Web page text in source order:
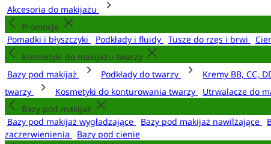
Akcesoria do makijażu
Promocje
Pomadki i błyszczyki
Podkłady i fluidy Tusze do rzęs i brwi
Kosmetyki do makijażu twarzy
Bazy pod makijaż
Podkłady do twarzy Kremy BB, CC,
twarzy
Kosmetyki do konturowania twarzy
Utrwalacze do
Bazy pod makijaż
Bazy pod makijaż wygładzające
Bazy pod makijaż nawilżające
zaczerwienienia
Bazy pod cienie